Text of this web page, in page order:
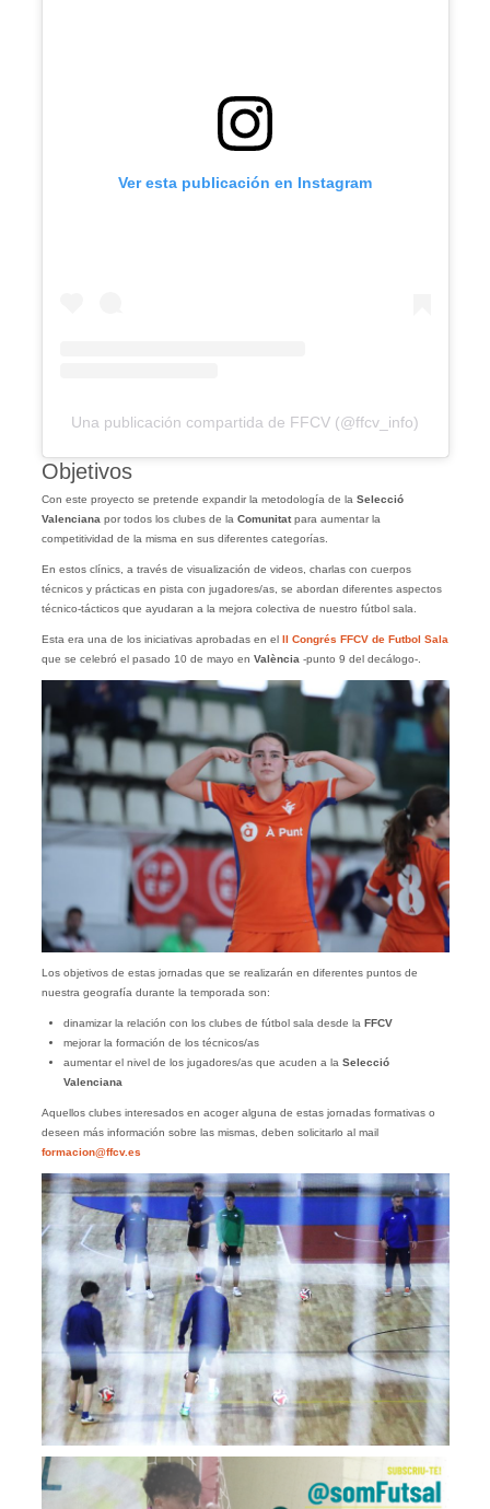
Ver esta publicación en Instagram
Una publicación compartida de FFCV (@ffcv_info)
Objetivos
Con este proyecto se pretende expandir la metodología de la Selecció
Valenciana por todos los clubes de la Comunitatpara aumentar la
competitividad de la misma en sus diferentes categorías.
En estos clínics, a través de visualización de videos, charlas con cuerpos
técnicos y prácticas en pista con jugadores/as, se abordan diferentes aspectos
técnico-tácticos que ayudaran a la mejora colectiva de nuestro fútbol sala.
Esta era una de los iniciativas aprobadas en el II Congrés FFCV de Futbol Sala
que se celebró el pasado 10 de mayo en València -punto 9 del decálogo-.
Los objetivos de estas jornadas que se realizarán en diferentes puntos de
nuestra geografía durante la temporada son:
dinamizar la relación con los clubes de fútbol sala desde la FFCV
mejorar la formación de los técnicos/as
aumentar el nivel de los jugadores/as que acuden a la Selecció
Valenciana
Aquellos clubes interesados en acoger alguna de estas jornadas formativas o
deseen más información sobre las mismas, deben solicitarlo al mail
formacion@ffcv.es